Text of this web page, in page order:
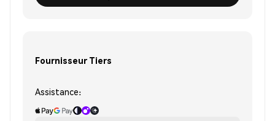
Fournisseur Tiers
Assistance: